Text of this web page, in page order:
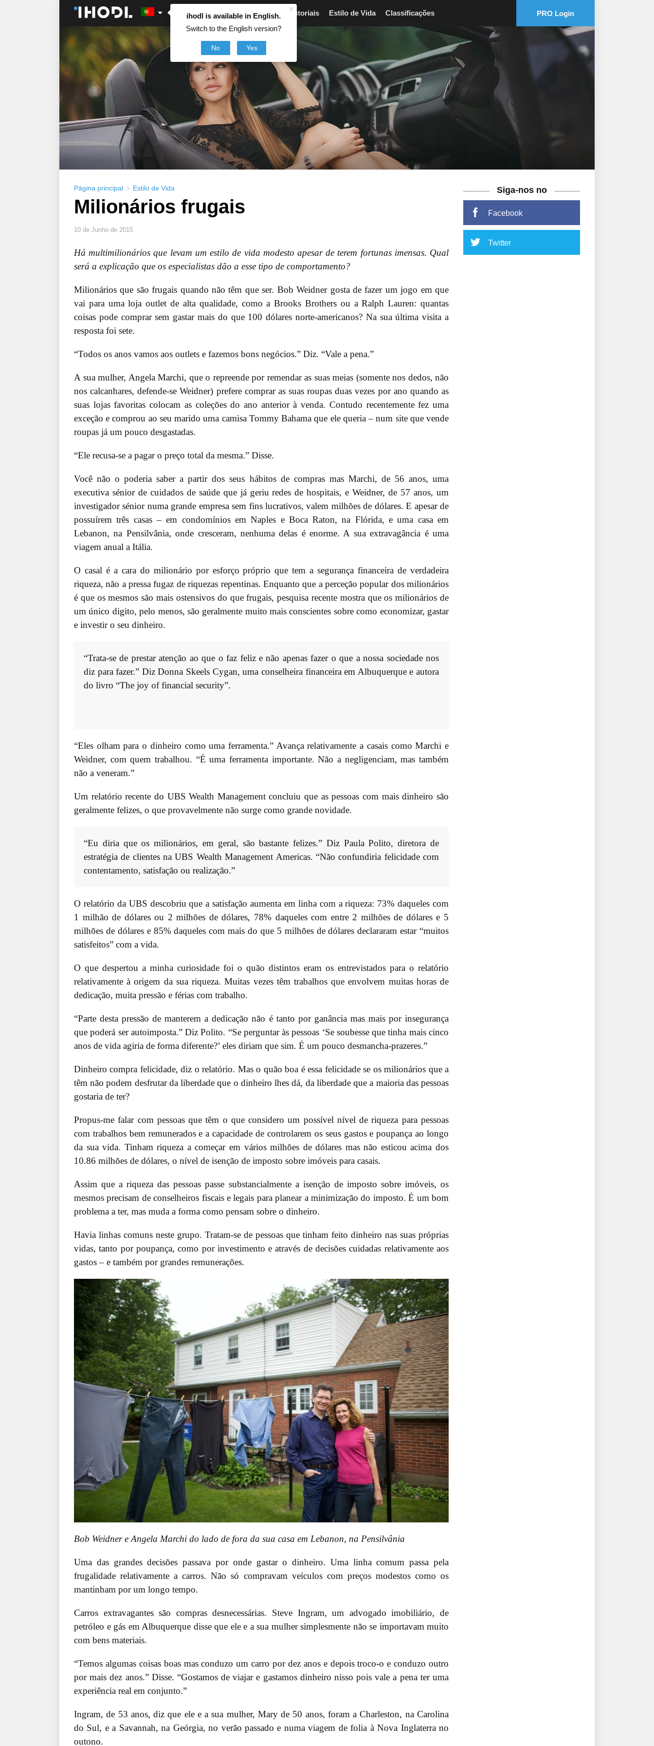
×
ihodl is available in English.
Switch to the English version?
No Yes
Artigos Breves Tutoriais Estilo de Vida Classificações PRO Login
Página principal Estilo de Vida
Milionários frugais
10 de Junho de 2015
Há multimilionários que levam um estilo de vida modesto apesar de terem fortunas imensas. Qual
será a explicação que os especialistas dão a esse tipo de comportamento?
Milionários que são frugais quando não têm que ser. Bob Weidner gosta de fazer um jogo em que
vai para uma loja outlet de alta qualidade, como a Brooks Brothers ou a Ralph Lauren: quantas
coisas pode comprar sem gastar mais do que 100 dólares norte-americanos? Na sua última visita a
resposta foi sete.
“Todos os anos vamos aos outlets e fazemos bons negócios.” Diz. “Vale a pena.”
A sua mulher, Angela Marchi, que o repreende por remendar as suas meias (somente nos dedos, não
nos calcanhares, defende-se Weidner) prefere comprar as suas roupas duas vezes por ano quando as
suas lojas favoritas colocam as coleções do ano anterior à venda. Contudo recentemente fez uma
exceção e comprou ao seu marido uma camisa Tommy Bahama que ele queria – num site que vende
roupas já um pouco desgastadas.
“Ele recusa-se a pagar o preço total da mesma.” Disse.
Você não o poderia saber a partir dos seus hábitos de compras mas Marchi, de 56 anos, uma
executiva sénior de cuidados de saúde que já geriu redes de hospitais, e Weidner, de 57 anos, um
investigador sénior numa grande empresa sem fins lucrativos, valem milhões de dólares. E apesar de
possuírem três casas – em condomínios em Naples e Boca Raton, na Flórida, e uma casa em
Lebanon, na Pensilvânia, onde cresceram, nenhuma delas é enorme. A sua extravagância é uma
viagem anual a Itália.
O casal é a cara do milionário por esforço próprio que tem a segurança financeira de verdadeira
riqueza, não a pressa fugaz de riquezas repentinas. Enquanto que a perceção popular dos milionários
é que os mesmos são mais ostensivos do que frugais, pesquisa recente mostra que os milionários de
um único digito, pelo menos, são geralmente muito mais conscientes sobre como economizar, gastar
e investir o seu dinheiro.
“Trata-se de prestar atenção ao que o faz feliz e não apenas fazer o que a nossa sociedade nos
diz para fazer.” Diz Donna Skeels Cygan, uma conselheira financeira em Albuquerque e autora
do livro “The joy of financial security”.
“Eles olham para o dinheiro como uma ferramenta.” Avança relativamente a casais como Marchi e
Weidner, com quem trabalhou. “É uma ferramenta importante. Não a negligenciam, mas também
não a veneram.”
Um relatório recente do UBS Wealth Management concluiu que as pessoas com mais dinheiro são
geralmente felizes, o que provavelmente não surge como grande novidade.
“Eu diria que os milionários, em geral, são bastante felizes.” Diz Paula Polito, diretora de
estratégia de clientes na UBS Wealth Management Americas. “Não confundiria felicidade com
contentamento, satisfação ou realização.”
O relatório da UBS descobriu que a satisfação aumenta em linha com a riqueza: 73% daqueles com
1 milhão de dólares ou 2 milhões de dólares, 78% daqueles com entre 2 milhões de dólares e 5
milhões de dólares e 85% daqueles com mais do que 5 milhões de dólares declararam estar “muitos
satisfeitos” com a vida.
O que despertou a minha curiosidade foi o quão distintos eram os entrevistados para o relatório
relativamente à origem da sua riqueza. Muitas vezes têm trabalhos que envolvem muitas horas de
dedicação, muita pressão e férias com trabalho.
“Parte desta pressão de manterem a dedicação não é tanto por ganância mas mais por insegurança
que poderá ser autoimposta.” Diz Polito. “Se perguntar às pessoas ‘Se soubesse que tinha mais cinco
anos de vida agiria de forma diferente?’ eles diriam que sim. É um pouco desmancha-prazeres.”
Dinheiro compra felicidade, diz o relatório. Mas o quão boa é essa felicidade se os milionários que a
têm não podem desfrutar da liberdade que o dinheiro lhes dá, da liberdade que a maioria das pessoas
gostaria de ter?
Propus-me falar com pessoas que têm o que considero um possível nível de riqueza para pessoas
com trabalhos bem remunerados e a capacidade de controlarem os seus gastos e poupança ao longo
da sua vida. Tinham riqueza a começar em vários milhões de dólares mas não esticou acima dos
10.86 milhões de dólares, o nível de isenção de imposto sobre imóveis para casais.
Assim que a riqueza das pessoas passe substancialmente a isenção de imposto sobre imóveis, os
mesmos precisam de conselheiros fiscais e legais para planear a minimização do imposto. É um bom
problema a ter, mas muda a forma como pensam sobre o dinheiro.
Havia linhas comuns neste grupo. Tratam-se de pessoas que tinham feito dinheiro nas suas próprias
vidas, tanto por poupança, como por investimento e através de decisões cuidadas relativamente aos
gastos – e também por grandes remunerações.
Bob Weidner e Angela Marchi do lado de fora da sua casa em Lebanon, na Pensilvânia
Uma das grandes decisões passava por onde gastar o dinheiro. Uma linha comum passa pela
frugalidade relativamente a carros. Não só compravam veículos com preços modestos como os
mantinham por um longo tempo.
Carros extravagantes são compras desnecessárias. Steve Ingram, um advogado imobiliário, de
petróleo e gás em Albuquerque disse que ele e a sua mulher simplesmente não se importavam muito
com bens materiais.
“Temos algumas coisas boas mas conduzo um carro por dez anos e depois troco-o e conduzo outro
por mais dez anos.” Disse. “Gostamos de viajar e gastamos dinheiro nisso pois vale a pena ter uma
experiência real em conjunto.”
Ingram, de 53 anos, diz que ele e a sua mulher, Mary de 50 anos, foram a Charleston, na Carolina
do Sul, e a Savannah, na Geórgia, no verão passado e numa viagem de folia à Nova Inglaterra no
outono.
Siga-nos no
Facebook
Twitter